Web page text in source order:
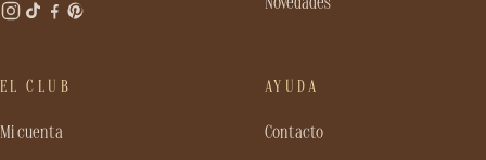
Novedades
EL CLUB
Mi cuenta
AYUDA
Contacto